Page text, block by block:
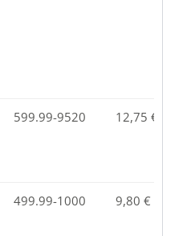
599.99-9520 12,75 €
499.99-1000 9,80 €